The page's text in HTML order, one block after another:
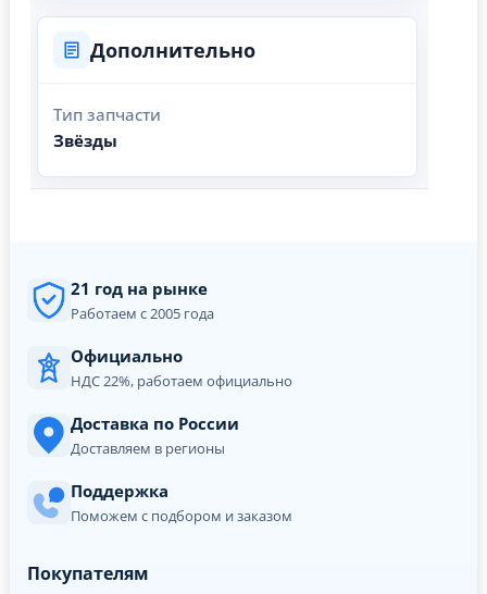
Дополнительно
Тип запчасти
Звёзды
21 год на рынке
Работаем с 2005 года
Официально
НДС 22%, работаем официально
Доставка по России
Доставляем в регионы
Поддержка
Поможем с подбором и заказом
Покупателям